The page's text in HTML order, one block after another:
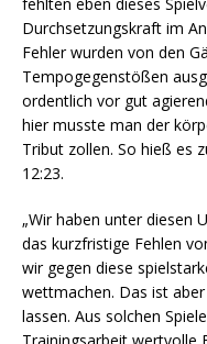
Durchsetzungskraft im
Fehler wurden von den
Tempogegenstößen
ordentlich vor gut
hier musste man der
Tribut zollen. So hieß es
12:23.
„Wir haben unter diesen
das kurzfristige Fehlen
wir gegen diese
wettmachen. Das ist
lassen. Aus solchen